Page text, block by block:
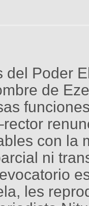
del Poder
de
con la
ni
les